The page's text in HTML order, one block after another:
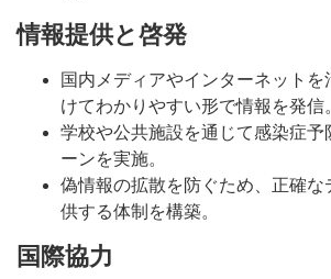
情報提供と啓発
国内メディアやインターネットを
けてわかりやすい形で情報を発信
学校や公共施設を通じて感染症予
ーンを実施。
偽情報の拡散を防ぐため、正確な
供する体制を構築。
国際協力